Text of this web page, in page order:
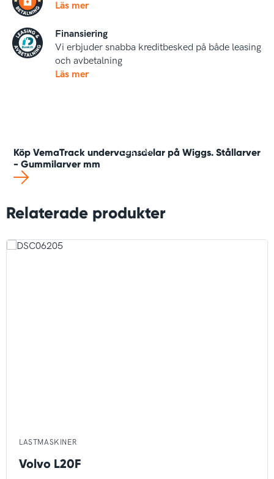
Läs mer
Finansiering
Vi erbjuder snabba kreditbesked på både leasing
och avbetalning
Läs mer
Läs mer
Köp VemaTrack undervagnsdelar på Wiggs. Stållarver
- Gummilarver mm
Relaterade produkter
LASTMASKINER
Volvo L20F